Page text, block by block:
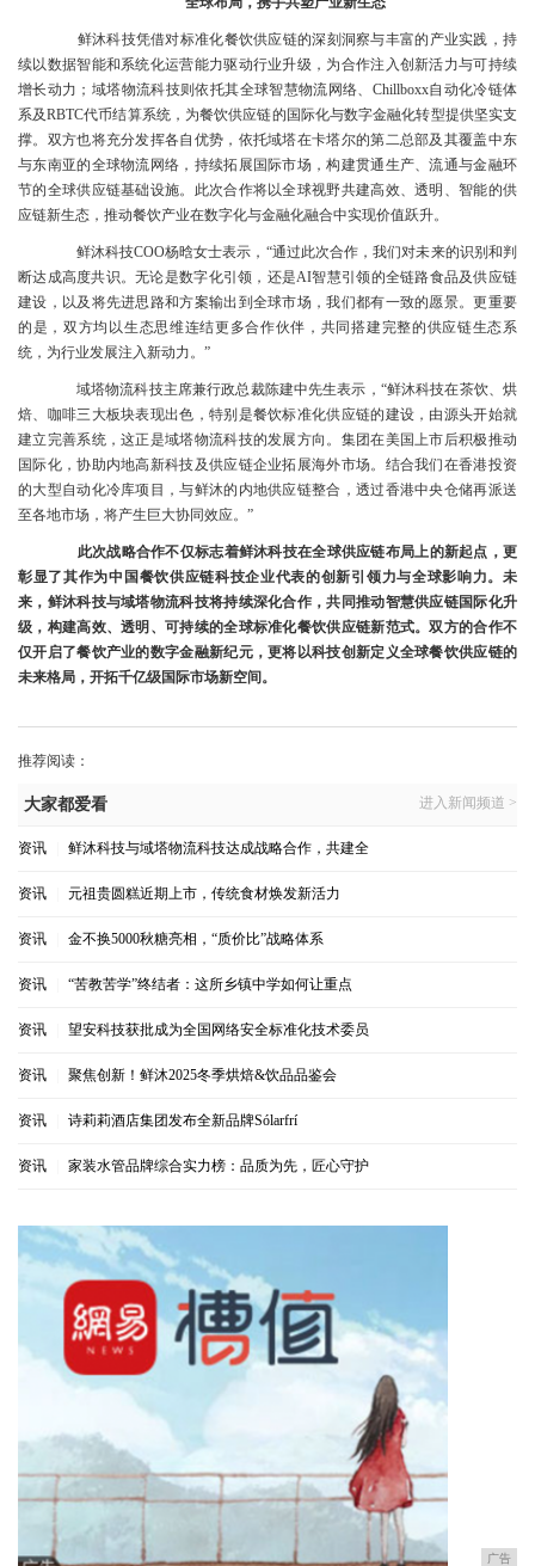
鲜沐科技凭借对标准化餐饮供应链的深刻洞察与丰富的产业实践，持
续以数据智能和系统化运营能力驱动行业升级，为合作注入创新活力与可持续
增长动力；域塔物流科技则依托其全球智慧物流网络、Chillboxx自动化冷链体
系及RBTC代币结算系统，为餐饮供应链的国际化与数字金融化转型提供坚实支
撑。双方也将充分发挥各自优势，依托域塔在卡塔尔的第二总部及其覆盖中东
与东南亚的全球物流网络，持续拓展国际市场，构建贯通生产、流通与金融环
节的全球供应链基础设施。此次合作将以全球视野共建高效、透明、智能的供
应链新生态，推动餐饮产业在数字化与金融化融合中实现价值跃升。
鲜沐科技COO杨晗女士表示，“通过此次合作，我们对未来的识别和判
断达成高度共识。无论是数字化引领，还是AI智慧引领的全链路食品及供应链
建设，以及将先进思路和方案输出到全球市场，我们都有一致的愿景。更重要
的是，双方均以生态思维连结更多合作伙伴，共同搭建完整的供应链生态系
统，为行业发展注入新动力。”
域塔物流科技主席兼行政总裁陈建中先生表示，“鲜沐科技在茶饮、烘
焙、咖啡三大板块表现出色，特别是餐饮标准化供应链的建设，由源头开始就
建立完善系统，这正是域塔物流科技的发展方向。集团在美国上市后积极推动
国际化，协助内地高新科技及供应链企业拓展海外市场。结合我们在香港投资
的大型自动化冷库项目，与鲜沐的内地供应链整合，透过香港中央仓储再派送
至各地市场，将产生巨大协同效应。”
此次战略合作不仅标志着鲜沐科技在全球供应链布局上的新起点，更
彰显了其作为中国餐饮供应链科技企业代表的创新引领力与全球影响力。未
来，鲜沐科技与域塔物流科技将持续深化合作，共同推动智慧供应链国际化升
级，构建高效、透明、可持续的全球标准化餐饮供应链新范式。双方的合作不
仅开启了餐饮产业的数字金融新纪元，更将以科技创新定义全球餐饮供应链的
未来格局，开拓千亿级国际市场新空间。
推荐阅读：
大家都爱看 进入新闻频道 >
资讯 鲜沐科技与域塔物流科技达成战略合作，共建全
资讯 元祖贵圆糕近期上市，传统食材焕发新活力
资讯 金不换5000秋糖亮相，“质价比”战略体系
资讯 “苦教苦学”终结者：这所乡镇中学如何让重点
资讯 望安科技获批成为全国网络安全标准化技术委员
资讯 聚焦创新！鲜沐2025冬季烘焙&饮品品鉴会
资讯 诗莉莉酒店集团发布全新品牌Sólarfrí
资讯 家装水管品牌综合实力榜：品质为先，匠心守护
广告